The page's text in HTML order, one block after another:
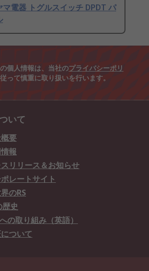
マ電器 トグルスイッチ DPDT パ
個人情報は、当社のプライバシーポリ
って慎重に取り扱いを行います。
いて
要
報
リリース＆お知らせ
レートサイト
のRS
歴史
の取り組み（英語）
ついて